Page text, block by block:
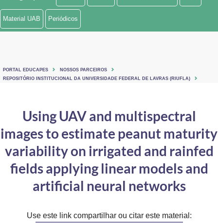
Ministério de Minas e Energia
Ministério do Turismo
Controladoria-Geral da União
Ministério da Mulher, da Família e dos Direitos Humanos
Secretaria-Geral
Secretaria de Governo
Material UAB Periódicos
PORTAL EDUCAPES
NOSSOS PARCEIROS
REPOSITÓRIO INSTITUCIONAL DA UNIVERSIDADE FEDERAL DE LAVRAS (RIUFLA)
Using UAV and multispectral
images to estimate peanut maturity
variability on irrigated and rainfed
fields applying linear models and
artificial neural networks
Use este link compartilhar ou citar este material: